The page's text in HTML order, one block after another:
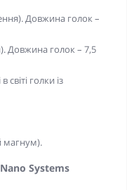
Довжина голок –
Довжина голок – 7,5
голки із
магнум).
Systems